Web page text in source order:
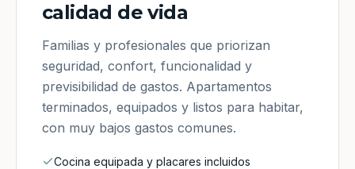
calidad de vida
Familias y profesionales que priorizan
seguridad, confort, funcionalidad y
previsibilidad de gastos. Apartamentos
terminados, equipados y listos para habitar,
con muy bajos gastos comunes.
Cocina equipada y placares incluidos